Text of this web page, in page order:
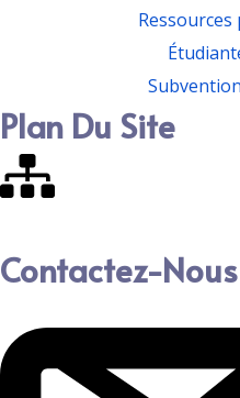
Plan Du Site
Contactez-Nous